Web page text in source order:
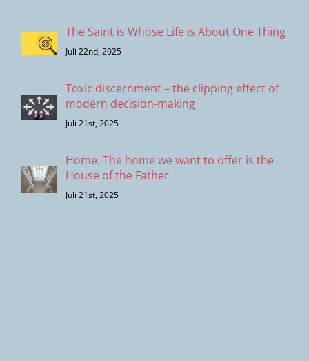
The Saint is Whose Life is About One Thing
Juli 22nd, 2025
Toxic discernment – the clipping effect of
modern decision-making
Juli 21st, 2025
Home. The home we want to offer is the
House of the Father.
Juli 21st, 2025